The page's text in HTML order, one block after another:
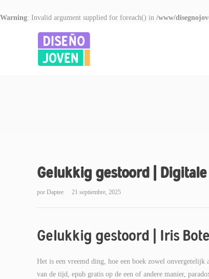
Warning: Invalid argument supplied for foreach() in /www/
Gelukkig gestoord |
por Daptee 21 septiembre, 2025
Gelukkig gestoord | Iris
Het is een vreemd ding, hoe een boek zowel
van de tijd, epub gratis op de een of andere manier,